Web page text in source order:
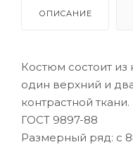
ОПИСАНИЕ
Костюм состоит
один верхний и
контрастной
ГОСТ 9897-88
Размерный ряд: с